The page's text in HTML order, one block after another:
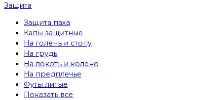
Защита
Защита паха
Капы защитные
На голень и стопу
На грудь
На локоть и колено
На предплечье
Футы литые
Показать все